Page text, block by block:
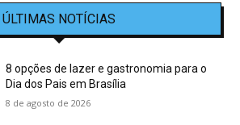
ÚLTIMAS NOTÍCIAS
8 opções de lazer e gastronomia para o
Dia dos Pais em Brasília
8 de agosto de 2026